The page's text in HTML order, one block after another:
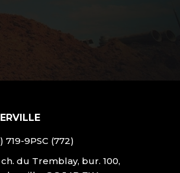
719-9PSC (772)
ch. du Tremblay, bur. 100,